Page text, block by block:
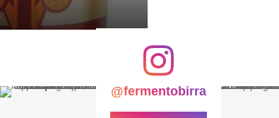
@fermentobirra